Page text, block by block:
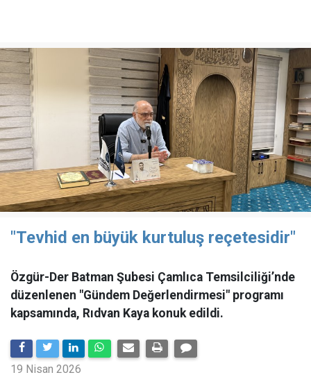
"Tevhid en büyük kurtuluş reçetesidir"
Özgür-Der Batman Şubesi Çamlıca Temsilciliği’nde
düzenlenen "Gündem Değerlendirmesi" programı
kapsamında, Rıdvan Kaya konuk edildi.
19 Nisan 2026